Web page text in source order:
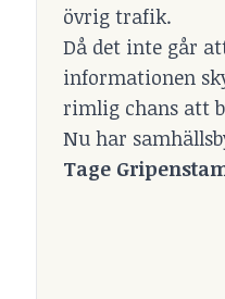
övrig trafik.
Då det inte går
informationen
rimlig chans att
Nu har
Tage